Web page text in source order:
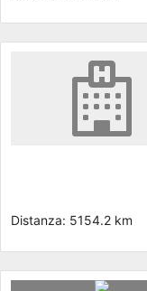
Distanza: 5154.2 km